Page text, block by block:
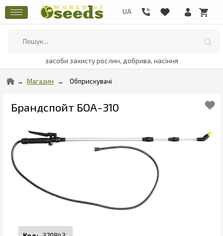
засоби захисту рослин, добрива, насіння
Магазин Обприскувачі
Брандспойт БОА-310